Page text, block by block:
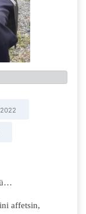
affetsin,